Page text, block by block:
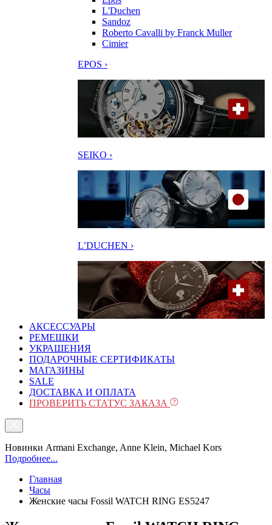
L'Duchen
Sandoz
Roberto Cavalli by Franck Muller
Cimier
EPOS ›
SEIKO ›
L’DUCHEN ›
АКСЕССУАРЫ
РЕМЕШКИ
УКРАШЕНИЯ
ПОДАРОЧНЫЕ СЕРТИФИКАТЫ
МАГАЗИНЫ
SALE
ДОСТАВКА И ОПЛАТА
ПРОВЕРИТЬ СТАТУС ЗАКАЗА
Новинки Armani Exchange, Anne Klein, Michael Kors
Подробнее...
Главная
Часы
Женские часы Fossil WATCH RING ES5247